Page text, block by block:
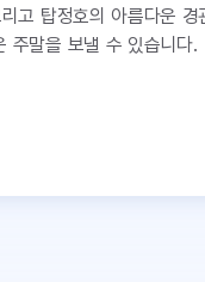
고 탑정호의 아름다운 경
주말을 보낼 수 있습니다.